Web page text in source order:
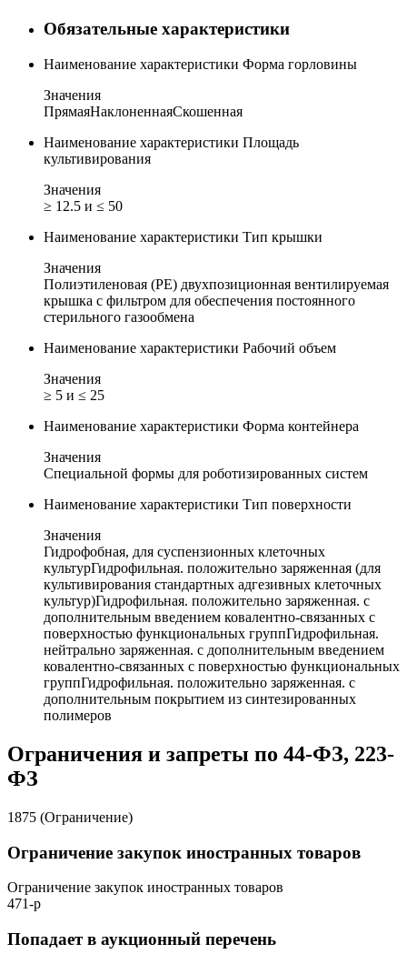
Обязательные характеристики
Наименование характеристики Форма горловины
Значения
ПрямаяНаклоненнаяСкошенная
Наименование характеристики Площадь
культивирования
Значения
≥ 12.5 и ≤ 50
Наименование характеристики Тип крышки
Значения
Полиэтиленовая (PE) двухпозиционная вентилируемая
крышка с фильтром для обеспечения постоянного
стерильного газообмена
Наименование характеристики Рабочий объем
Значения
≥ 5 и ≤ 25
Наименование характеристики Форма контейнера
Значения
Специальной формы для роботизированных систем
Наименование характеристики Тип поверхности
Значения
Гидрофобная, для суспензионных клеточных
культурГидрофильная. положительно заряженная (для
культивирования стандартных адгезивных клеточных
культур)Гидрофильная. положительно заряженная. с
дополнительным введением ковалентно-связанных с
поверхностью функциональных группГидрофильная.
нейтрально заряженная. с дополнительным введением
ковалентно-связанных с поверхностью функциональных
группГидрофильная. положительно заряженная. с
дополнительным покрытием из синтезированных
полимеров
Ограничения и запреты по 44-ФЗ, 223-
ФЗ
1875 (Ограничение)
Ограничение закупок иностранных товаров
Ограничение закупок иностранных товаров
471-р
Попадает в аукционный перечень